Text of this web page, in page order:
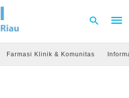
Farmasi Klinik & Komunitas